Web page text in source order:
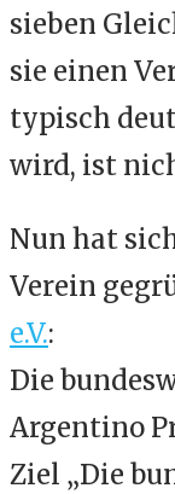
sieben
sie einen
typisch
wird, ist
Nun hat
Verein
e.V.:
Die
Argentino
Ziel „Die